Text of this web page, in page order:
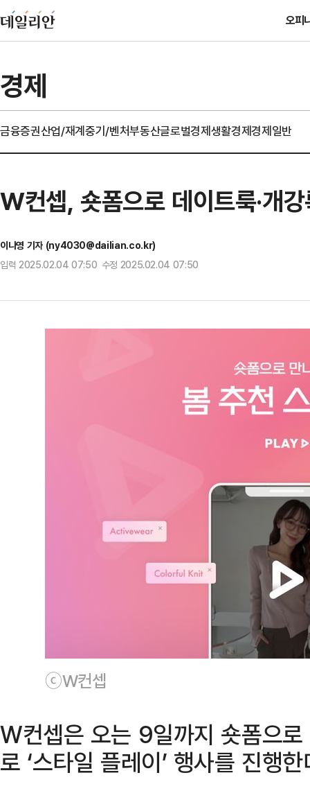
오피
경제
금융증권산업/재계중기/벤처부동산글로벌경제생활경제경제일반
W컨셉, 숏폼으로 데이트룩·개
이나영 기자 (ny4030@dailian.co.kr)
입력 2025.02.04 07:50 수정 2025.02.04 07:50
ⓒW컨셉
W컨셉은 오는 9일까지 숏폼으
로 ‘스타일 플레이’ 행사를 진행